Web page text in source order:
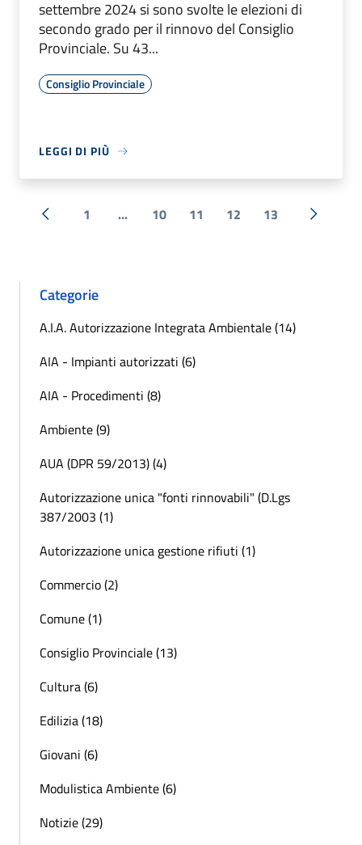
settembre 2024 si sono svolte le elezioni di
secondo grado per il rinnovo del Consiglio
Provinciale. Su 43...
Consiglio Provinciale
LEGGI DI PIÙ
« Precedente
1 ... 10 11 12 13
Categorie
A.I.A. Autorizzazione Integrata Ambientale (14)
AIA - Impianti autorizzati (6)
AIA - Procedimenti (8)
Ambiente (9)
AUA (DPR 59/2013) (4)
Autorizzazione unica "fonti rinnovabili" (D.Lgs
387/2003 (1)
Autorizzazione unica gestione rifiuti (1)
Commercio (2)
Comune (1)
Consiglio Provinciale (13)
Cultura (6)
Edilizia (18)
Giovani (6)
Modulistica Ambiente (6)
Notizie (29)